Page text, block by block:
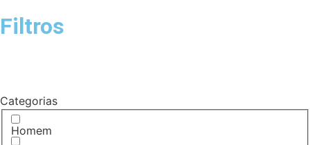
Filtros
Categorias
Homem